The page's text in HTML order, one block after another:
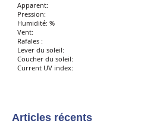
Apparent:
Pression:
Humidité: %
Vent:
Rafales :
Lever du soleil:
Coucher du soleil:
Current UV index:
Articles récents